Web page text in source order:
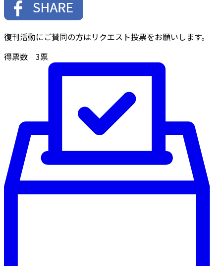
復刊活動にご賛同の方はリクエスト投票をお願いします。
得票数 3票